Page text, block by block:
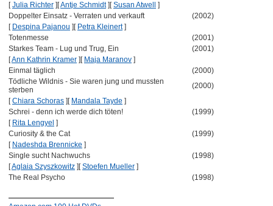
[Julia Richter ] [Antje Schmidt] [Susan Atwell
]
Doppelter Einsatz - Verraten und verkauft
(2002)
[ Despina Pajanou ] [ Petra Kleinert]
Totenmesse
(2001)
Starkes Team - Lug und Trug, Ein
(2001)
[Ann Kathrin Kramer ] [ Maja Maranov ]
Einmal täglich
(2000)
Tödliche Wildnis - Sie waren jung und mussten
sterben
(2000)
[Chiara Schoras ] [ Mandala Tayde ]
Schrei - denn ich werde dich töten!
(1999)
[ Rita Lengyel ]
Curiosity & the Cat
(1999)
[ Nadeshda Brennicke ]
Single sucht Nachwuchs
(1998)
[Aglaia Szyszkowitz ] [Stoefen Mueller ]
The Real Psycho
(1998)